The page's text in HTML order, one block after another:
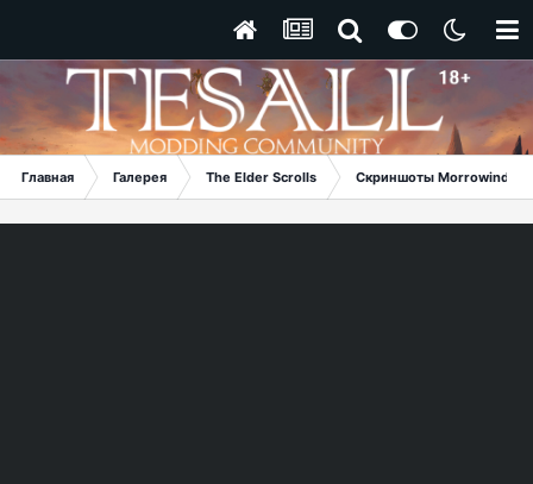
Главная Галерея The Elder Scrolls Скриншоты Morrowind